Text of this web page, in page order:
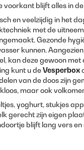
voorkant blijft alles in
en veelzijdig in het
met de
Gezonde
kunnen.
kan deze gewoon
kunt u deVesperbox
van de doos zijn
maar ook
yoghurt, stukjes
gerecht zijn eigen
blijft lang vers